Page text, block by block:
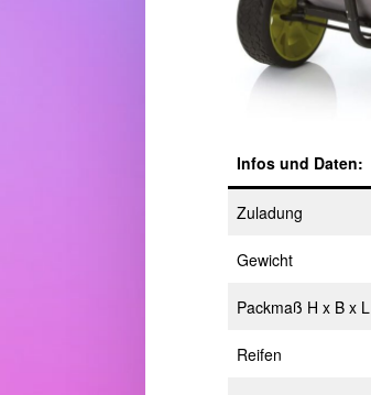
Infos und Daten:
Zuladung
Gewicht
Packmaß H x B x L
Reifen